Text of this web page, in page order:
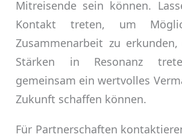
Mitreisende sein können.
Kontakt treten, um
Zusammenarbeit zu
Stärken in Resonanz
gemeinsam ein wertvolles
Zukunft schaffen können.
Für Partnerschaften